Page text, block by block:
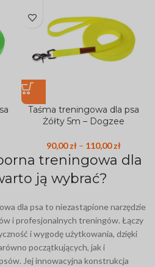
Taśma treningowa dla psa
Żółty 5m – Dogzee
90,00zł – 110,00zł
treningowa dla
ją wybrać?
dla psa to niezastąpione narzędzie
i profesjonalnych treningów. Łączy
i wygodę użytkowania, dzięki
początkujących, jak i
Jej innowacyjna konstrukcja